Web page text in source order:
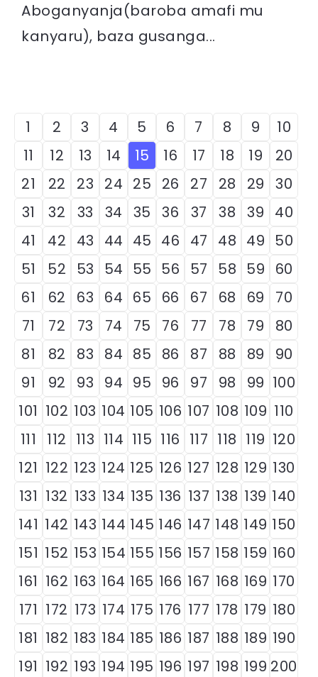
Aboganyanja(baroba amafi mu
kanyaru), baza gusanga...
1 2 3 4 5 6 7 8 9
10
11
12 13 14 15 16 17 18 19
20
21
22 23 24 25 26 27 28 29
30
31
32 33 34 35 36 37 38 39
40
41
42 43 44 45 46 47 48 49 50
51
52 53 54 55 56 57 58 59
60
61
62 63 64 65 66 67 68 69
70
71
72 73 74 75 76 77 78 79
80
81
82 83 84 85 86 87 88 89
90
91
92 93 94 95 96 97 98 99 100
101 102 103 104 105 106 107 108 109 110
111
112 113 114 115 116 117 118 119 120
121 122 123 124 125 126 127 128 129 130
131 132 133 134 135 136 137 138 139 140
141 142 143 144 145 146 147 148 149 150
151 152 153 154 155 156 157 158 159 160
161 162 163 164 165 166 167 168 169 170
171 172 173 174 175 176 177 178 179 180
181 182 183 184 185 186 187 188 189 190
191 192 193 194 195 196 197 198 199 200